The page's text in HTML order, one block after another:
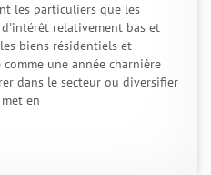
les particuliers que les
d'intérêt relativement bas et
biens résidentiels et
une année charnière
dans le secteur ou diversifier
en